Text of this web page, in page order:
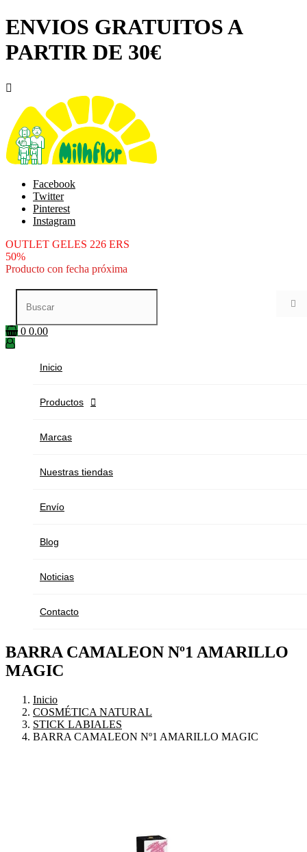
ENVIOS GRATUITOS A
PARTIR DE 30€

Facebook
Twitter
Pinterest
Instagram
OUTLET GELES 226 ERS
50%
Producto con fecha próxima

0 0.00
Inicio
Productos 
Marcas
Nuestras tiendas
Envío
Blog
Noticias
Contacto
BARRA CAMALEON Nº1 AMARILLO
MAGIC
Inicio
COSMÉTICA NATURAL
STICK LABIALES
BARRA CAMALEON Nº1 AMARILLO MAGIC